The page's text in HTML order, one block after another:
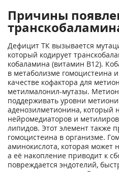
Причины
Дефицит ТК вызывается
который кодирует
кобаламина (витамин В12).
в метаболизме гомоцистеина
качестве кофактора для
метилмалонил-мутазы.
поддерживать уровни
аденозилметионина, который
нейромедиаторов и
липидов. Этот элемент также
гомоцистеина в организме.
аминокислота, которая может
а её накопление приводит к
повреждается эндотелий,